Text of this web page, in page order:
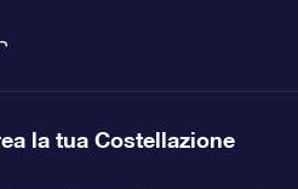
la tua Costellazione